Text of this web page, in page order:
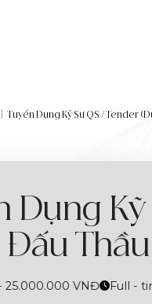
Tuyển Dụng Kỹ Sư QS / Tender
Dụng
Đấu
25.000.000 VNĐ Full -